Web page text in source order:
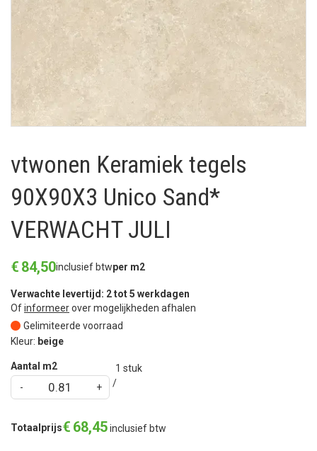
vtwonen Keramiek tegels
90X90X3 Unico Sand*
VERWACHT JULI
€ 84,50inclusief btwper m2
Verwachte levertijd: 2 tot 5 werkdagen
Ofinformeerover mogelijkheden afhalen
Gelimiteerde voorraad
Kleur: beige
Aantal m2 1 stuk
Totaalprijs€ 68,45inclusief btw